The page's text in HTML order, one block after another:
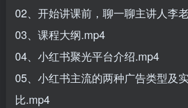
02、开始讲课前，聊一聊主讲人李
03、课程大纲.mp4
04、小红书聚光平台介绍.mp4
05、小红书主流的两种广告类型及
比.mp4